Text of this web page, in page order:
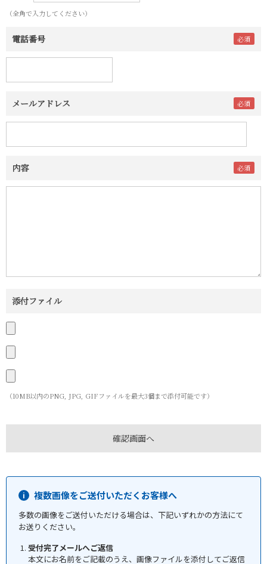
（全角で入力してください）
電話番号
メールアドレス
内容
添付ファイル
（10MB以内のPNG, JPG, GIFファイルを最大3個まで添付可能です）
複数画像をご送付いただくお客様へ
多数の画像をご送付いただける場合は、下記いずれかの方法にて
お送りください。
受付完了メールへご返信
本文にお名前をご記載のうえ、画像ファイルを添付してご返信